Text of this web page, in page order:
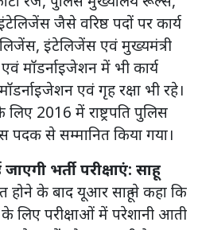
जैसे वरिष्ठ पदों पर कार्य
इंटेलिजेंस एवं मुख्यमंत्री
एवं मॉडर्नाइजेशन में भी कार्य
एवं गृह रक्षा भी रहे।
2016 में राष्ट्रपति पुलिस
से सम्मानित किया गया।
भर्ती परीक्षाएं: साहू
के बाद यूआर साहू ने कहा कि
लिए परीक्षाओं में परेशानी आती